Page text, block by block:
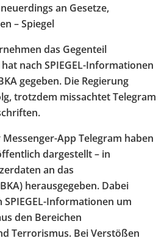
an Gesetze,
– Spiegel
das Gegenteil
nach SPIEGEL-Informationen
gegeben. Die Regierung
trotzdem missachtet Telegram
App Telegram haben
dargestellt – in
an das
herausgegeben. Dabei
SPIEGEL-Informationen um
den Bereichen
Terrorismus. Bei Verstößen